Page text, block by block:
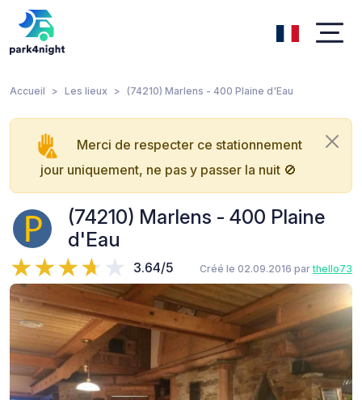
Accueil Les lieux (74210) Marlens - 400 Plaine d'Eau
Merci de respecter ce stationnement
jour uniquement, ne pas y passer la nuit 🚫
(74210) Marlens - 400 Plaine
d'Eau
3.64/5 Créé le 02.09.2016 parthello73